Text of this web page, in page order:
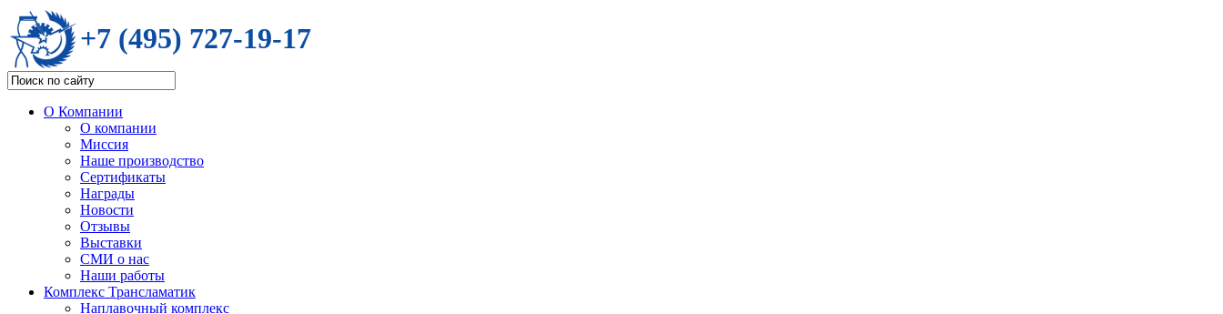
+7 (495) 727-19-17
О Компании
О компании
Миссия
Наше производство
Сертификаты
Награды
Новости
Отзывы
Выставки
СМИ о нас
Наши работы
Комплекс Трансламатик
Наплавочный комплекс